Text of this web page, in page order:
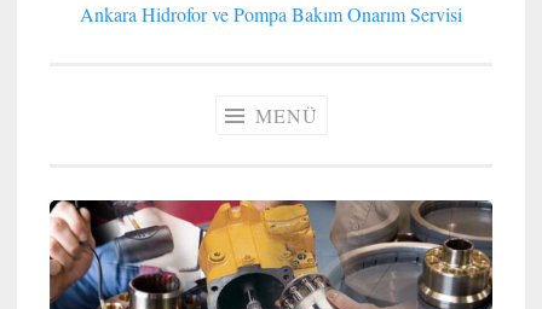
Ankara Hidrofor ve Pompa Bakım Onarım Servisi
MENÜ